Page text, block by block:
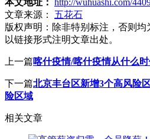
文章来源：
五花石
版权声明： 除非特别标注，否则
以链接形式注明文章出处。
上一篇喀什疫情/喀什疫情从什么
下一篇北京丰台区新增3个高风险
险区域
相关文章